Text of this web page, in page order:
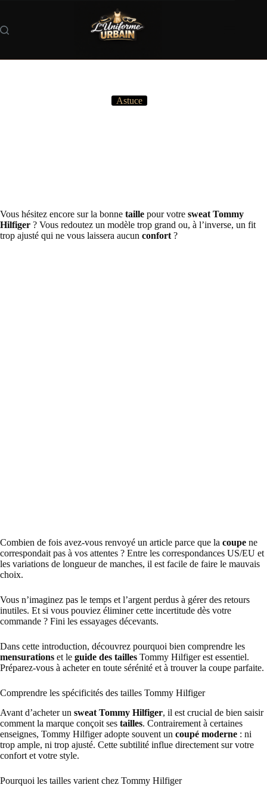
contenu
Astuce
Vous hésitez encore sur la bonne taille pour votre sweat Tommy
Hilfiger ? Vous redoutez un modèle trop grand ou, à l’inverse, un fit
trop ajusté qui ne vous laissera aucun confort ?
Combien de fois avez-vous renvoyé un article parce que la coupe ne
correspondait pas à vos attentes ? Entre les correspondances US/EU et
les variations de longueur de manches, il est facile de faire le mauvais
choix.
Vous n’imaginez pas le temps et l’argent perdus à gérer des retours
inutiles. Et si vous pouviez éliminer cette incertitude dès votre
commande ? Fini les essayages décevants.
Dans cette introduction, découvrez pourquoi bien comprendre les
mensurations et le guide des tailles Tommy Hilfiger est essentiel.
Préparez-vous à acheter en toute sérénité et à trouver la coupe parfaite.
Comprendre les spécificités des tailles Tommy Hilfiger
Avant d’acheter un sweat Tommy Hilfiger, il est crucial de bien saisir
comment la marque conçoit ses tailles. Contrairement à certaines
enseignes, Tommy Hilfiger adopte souvent un coupé moderne : ni
trop ample, ni trop ajusté. Cette subtilité influe directement sur votre
confort et votre style.
Pourquoi les tailles varient chez Tommy Hilfiger